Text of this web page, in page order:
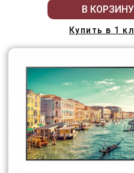
В КОРЗИНУ
Купить в 1